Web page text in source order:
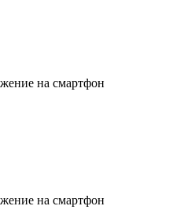
на смартфон
на смартфон